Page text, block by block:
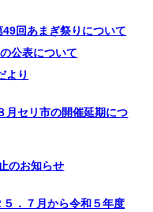
回あまぎ祭りについて
公表について
より
月セリ市の開催延期につ
のお知らせ
．７月から令和５年度